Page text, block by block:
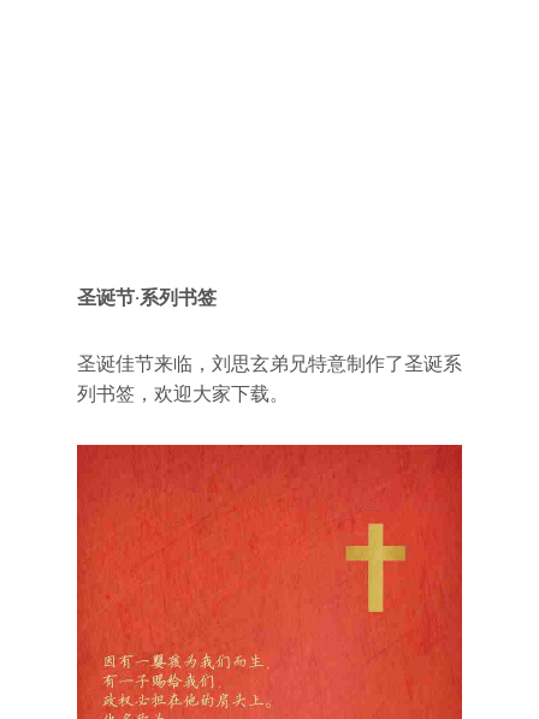
圣诞节·系列书签
圣诞佳节来临，刘思玄弟兄特意制作了圣诞系
列书签，欢迎大家下载。